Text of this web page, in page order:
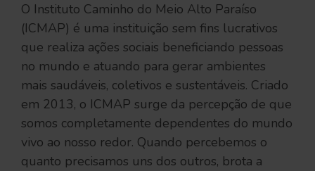
O Instituto Caminho do Meio Alto Paraíso
(ICMAP) é uma instituição sem fins lucrativos
que realiza ações sociais beneficiando pessoas
no mundo e atuando para gerar ambientes
mais saudáveis, coletivos e sustentáveis. Criado
em 2013, o ICMAP surge da percepção de que
somos completamente dependentes do mundo
vivo ao nosso redor. Quando percebemos o
quanto precisamos uns dos outros, brota a